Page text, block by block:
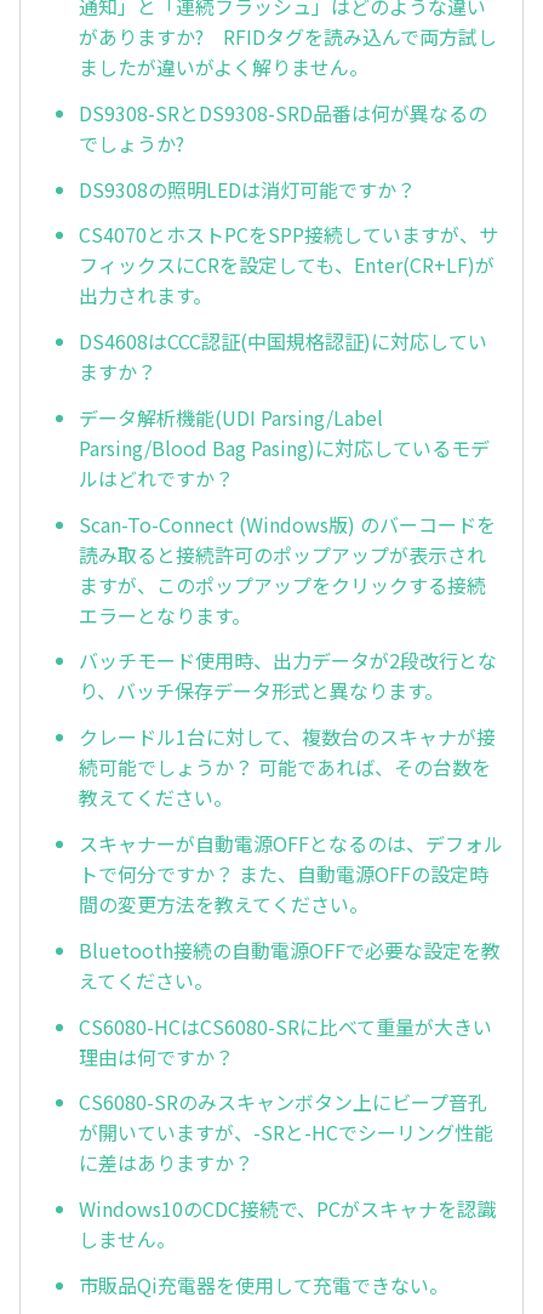
通知」と「連続フラッシュ」はどのような違い
がありますか? RFIDタグを読み込んで両方試し
ましたが違いがよく解りません。
DS9308-SRとDS9308-SRD品番は何が異なるの
でしょうか?
DS9308の照明LEDは消灯可能ですか？
CS4070とホストPCをSPP接続していますが、サ
フィックスにCRを設定しても、Enter(CR+LF)が
出力されます。
DS4608はCCC認証(中国規格認証)に対応してい
ますか？
データ解析機能(UDI Parsing/Label
Parsing/Blood Bag Pasing)に対応しているモデ
ルはどれですか？
Scan-To-Connect (Windows版) のバーコードを
読み取ると接続許可のポップアップが表示され
ますが、このポップアップをクリックする接続
エラーとなります。
バッチモード使用時、出力データが2段改行とな
り、バッチ保存データ形式と異なります。
クレードル1台に対して、複数台のスキャナが接
続可能でしょうか？ 可能であれば、その台数を
教えてください。
スキャナーが自動電源OFFとなるのは、デフォル
トで何分ですか？ また、自動電源OFFの設定時
間の変更方法を教えてください。
Bluetooth接続の自動電源OFFで必要な設定を教
えてください。
CS6080-HCはCS6080-SRに比べて重量が大きい
理由は何ですか？
CS6080-SRのみスキャンボタン上にビープ音孔
が開いていますが、-SRと-HCでシーリング性能
に差はありますか？
Windows10のCDC接続で、PCがスキャナを認識
しません。
市販品Qi充電器を使用して充電できない。